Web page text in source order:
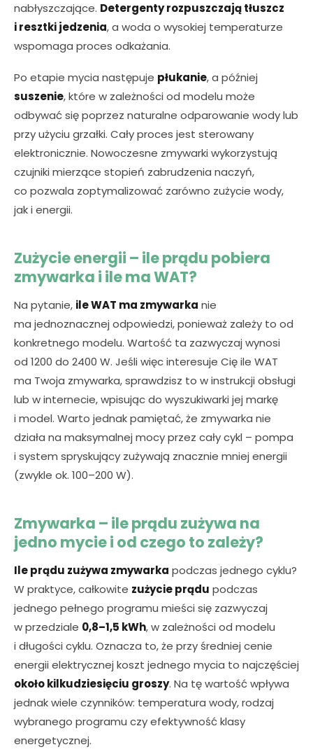
nabłyszczające. Detergenty rozpuszczają tłuszcz
i resztki jedzenia, a woda o wysokiej temperaturze
wspomaga proces odkażania.
Po etapie mycia następuje płukanie, a później
suszenie, które w zależności od modelu może
odbywać się poprzez naturalne odparowanie wody lub
przy użyciu grzałki. Cały proces jest sterowany
elektronicznie. Nowoczesne zmywarki wykorzystują
czujniki mierzące stopień zabrudzenia naczyń,
co pozwala zoptymalizować zarówno zużycie wody,
jak i energii.
Zużycie energii – ile prądu pobiera
zmywarka i ile ma WAT?
Na pytanie, ile WAT ma zmywarka nie
ma jednoznacznej odpowiedzi, ponieważ zależy to od
konkretnego modelu. Wartość ta zazwyczaj wynosi
od 1200 do 2400 W. Jeśli więc interesuje Cię ile WAT
ma Twoja zmywarka, sprawdzisz to w instrukcji obsługi
lub w internecie, wpisując do wyszukiwarki jej markę
i model. Warto jednak pamiętać, że zmywarka nie
działa na maksymalnej mocy przez cały cykl – pompa
i system spryskujący zużywają znacznie mniej energii
(zwykle ok. 100–200 W).
Zmywarka – ile prądu zużywa na
jedno mycie i od czego to zależy?
Ile prądu zużywa zmywarka podczas jednego cyklu?
W praktyce, całkowite zużycie prądu podczas
jednego pełnego programu mieści się zazwyczaj
w przedziale 0,8–1,5 kWh, w zależności od modelu
i długości cyklu. Oznacza to, że przy średniej cenie
energii elektrycznej koszt jednego mycia to najczęściej
około kilkudziesięciu groszy. Na tę wartość wpływa
jednak wiele czynników: temperatura wody, rodzaj
wybranego programu czy efektywność klasy
energetycznej.